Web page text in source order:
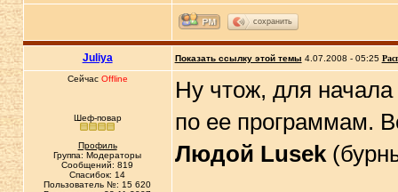
сохранить
Juliya Показать ссылку этой темы 4.07.2008 - 05:25
Сейчас Offline
Шеф-повар
Профиль
Группа: Модераторы
Сообщений: 819
Спасибок: 14
Пользователь №: 15 620
Ну чтож, для
по ее программам.
Людой Lusek